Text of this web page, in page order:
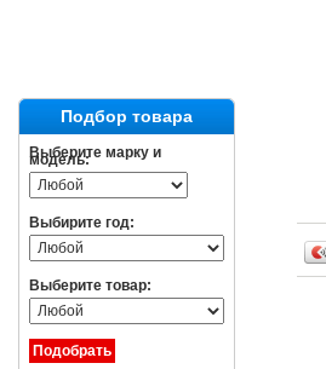
Подбор товара
Выберите марку и
модель:
Выбирите год:
Выберите товар: